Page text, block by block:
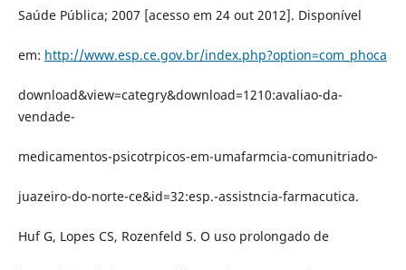
Saúde Pública; 2007 [acesso em 24 out 2012]. Disponível
em: http://www.esp.ce.gov.br/index.php?option=com_phoca
download&view=categry&download=1210:avaliao-da-
vendade-
medicamentos-psicotrpicos-em-umafarmcia-comunitriado-
juazeiro-do-norte-ce&id=32:esp.-assistncia-farmacutica.
Huf G, Lopes CS, Rozenfeld S. O uso prolongado de